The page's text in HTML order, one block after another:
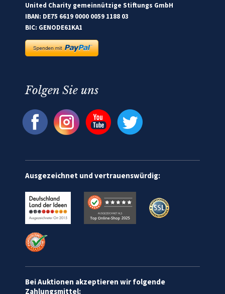
United Charity gemeinnützige Stiftungs GmbH
IBAN: DE75 6619 0000 0059 1188 03
BIC: GENODE61KA1
Folgen Sie uns
Ausgezeichnet und vertrauenswürdig:
Bei Auktionen akzeptieren wir folgende
Zahlungsmittel: